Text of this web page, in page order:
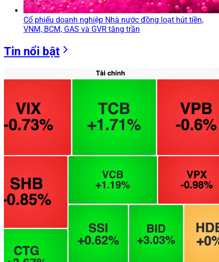
Cổ phiếu doanh nghiệp Nhà nước đồng loạt hút tiền,
VNM, BCM, GAS và GVR tăng trần
Tin nổi bật